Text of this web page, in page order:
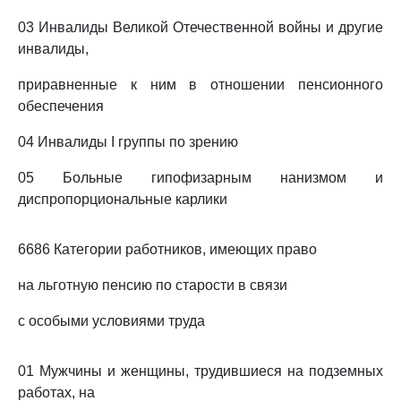
03 Инвалиды Великой Отечественной войны и другие
инвалиды,
приравненные к ним в отношении пенсионного
обеспечения
04 Инвалиды I группы по зрению
05 Больные гипофизарным нанизмом и
диспропорциональные карлики
6686 Категории работников, имеющих право
на льготную пенсию по старости в связи
с особыми условиями труда
01 Мужчины и женщины, трудившиеся на подземных
работах, на